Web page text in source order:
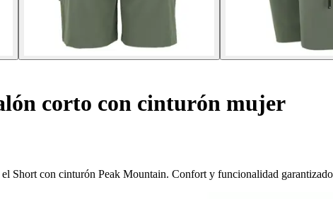
corto con cinturón mujer
Short con cinturón Peak Mountain. Confort y funcionalidad